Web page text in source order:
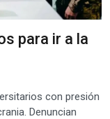
para ir a la
con presión
Denuncian